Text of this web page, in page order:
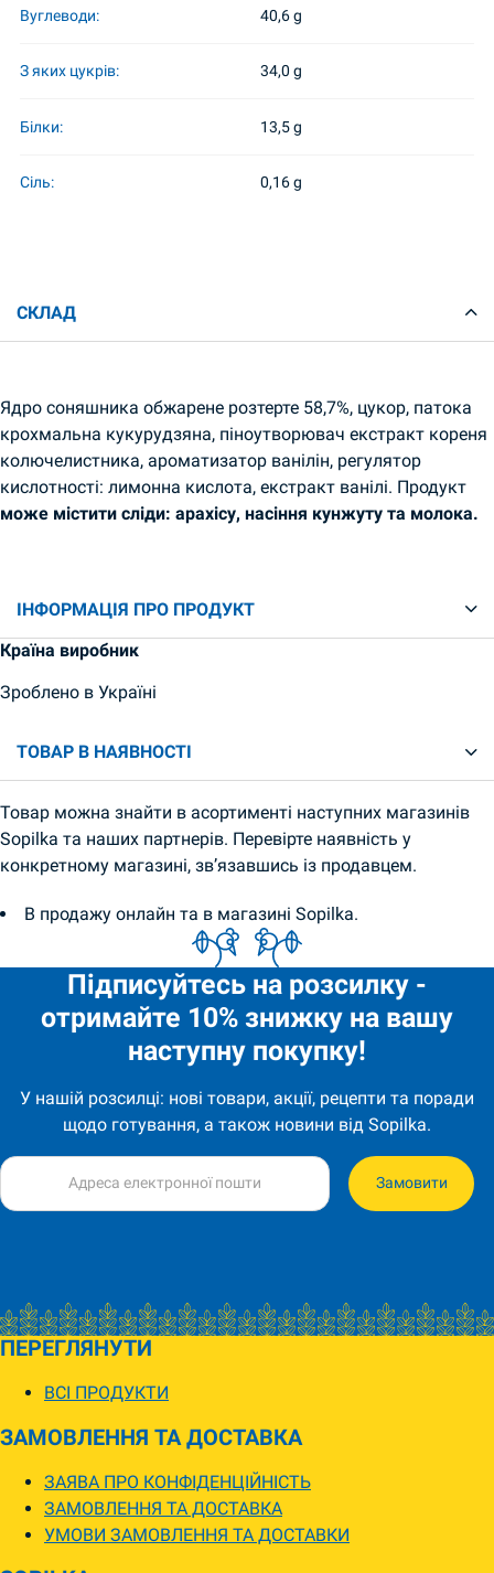
Вуглеводи: 40,6 g
З яких цукрів: 34,0 g
Білки: 13,5 g
Сіль: 0,16 g
СКЛАД
Ядро соняшника обжарене розтерте 58,7%, цукор, патока
крохмальна кукурудзяна, піноутворювач екстракт кореня
колючелистника, ароматизатор ванілін, регулятор
кислотності: лимонна кислота, екстракт ванілі. Продукт
може містити сліди: арахісу, насіння кунжуту та молока.
ІНФОРМАЦІЯ ПРО ПРОДУКТ
Країна виробник
Зроблено в Україні
ТОВАР В НАЯВНОСТІ
Товар можна знайти в асортименті наступних магазинів
Sopilka та наших партнерів. Перевірте наявність у
конкретному магазині, зв’язавшись із продавцем.
В продажу онлайн та в магазині Sopilka.
Підписуйтесь на розсилку -
отримайте 10% знижку на вашу
наступну покупку!
У нашій розсилці: нові товари, акції, рецепти та поради
щодо готування, а також новини від Sopilka.
Замовити
ПЕРЕГЛЯНУТИ
ВСІ ПРОДУКТИ
ЗАМОВЛЕННЯ ТА ДОСТАВКА
ЗАЯВА ПРО КОНФІДЕНЦІЙНІСТЬ
ЗАМОВЛЕННЯ ТА ДОСТАВКА
УМОВИ ЗАМОВЛЕННЯ ТА ДОСТАВКИ